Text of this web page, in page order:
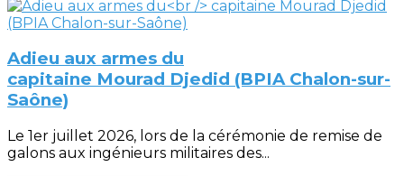
Adieu aux armes du
capitaine Mourad Djedid (BPIA Chalon-sur-
Saône)
Le 1er juillet 2026, lors de la cérémonie de remise de
galons aux ingénieurs militaires des...